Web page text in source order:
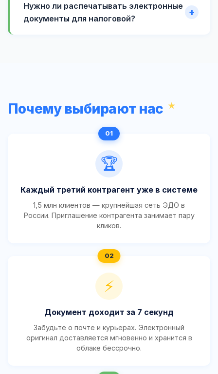
Нужно ли распечатывать электронные
документы для налоговой?
Почему выбирают нас
🏆
Каждый третий контрагент уже в системе
1,5 млн клиентов — крупнейшая сеть ЭДО в
России. Приглашение контрагента занимает пару
кликов.
⚡
Документ доходит за 7 секунд
Забудьте о почте и курьерах. Электронный
оригинал доставляется мгновенно и хранится в
облаке бессрочно.